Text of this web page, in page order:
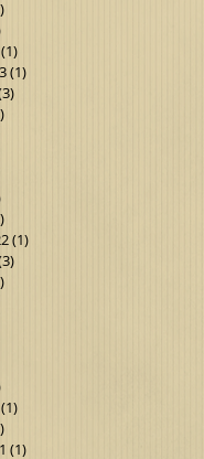
(1)
(1)
(1)
(1)
(1)